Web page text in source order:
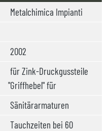
Metalchimica Impianti
2002
für Zink-Druckgussteile
"Griffhebel" für
Sänitärarmaturen
Tauchzeiten bei 60